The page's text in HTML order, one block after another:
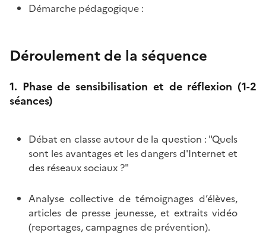
Démarche pédagogique :
Déroulement de la séquence
1. Phase de sensibilisation et de réflexion (1-2
séances)
Débat en classe autour de la question : "Quels
sont les avantages et les dangers d'Internet et
des réseaux sociaux ?"
Analyse collective de témoignages d’élèves,
articles de presse jeunesse, et extraits vidéo
(reportages, campagnes de prévention).